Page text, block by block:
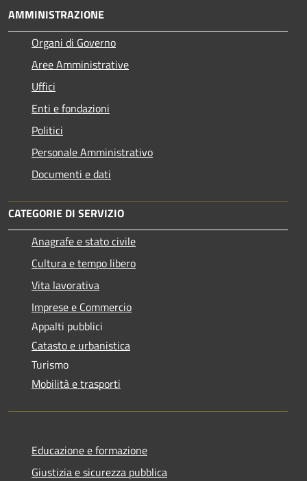
AMMINISTRAZIONE
Organi di Governo
Aree Amministrative
Uffici
Enti e fondazioni
Politici
Personale Amministrativo
Documenti e dati
CATEGORIE DI SERVIZIO
Anagrafe e stato civile
Cultura e tempo libero
Vita lavorativa
Imprese e Commercio
Appalti pubblici
Catasto e urbanistica
Turismo
Mobilità e trasporti
Educazione e formazione
Giustizia e sicurezza pubblica